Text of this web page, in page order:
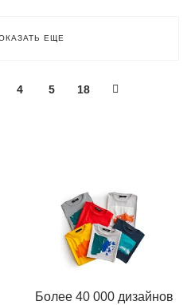
ЕЩЕ
4 5 18
Более 40 000 дизайнов